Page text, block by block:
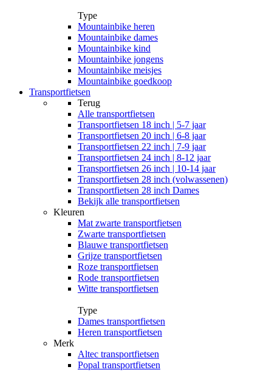
Type
Mountainbike heren
Mountainbike dames
Mountainbike kind
Mountainbike jongens
Mountainbike meisjes
Mountainbike goedkoop
Transportfietsen
Terug
Alle transportfietsen
Transportfietsen 18 inch | 5-7 jaar
Transportfietsen 20 inch | 6-8 jaar
Transportfietsen 22 inch | 7-9 jaar
Transportfietsen 24 inch | 8-12 jaar
Transportfietsen 26 inch | 10-14 jaar
Transportfietsen 28 inch (volwassenen)
Transportfietsen 28 inch Dames
Bekijk alle transportfietsen
Kleuren
Mat zwarte transportfietsen
Zwarte transportfietsen
Blauwe transportfietsen
Grijze transportfietsen
Roze transportfietsen
Rode transportfietsen
Witte transportfietsen
Type
Dames transportfietsen
Heren transportfietsen
Merk
Altec transportfietsen
Popal transportfietsen